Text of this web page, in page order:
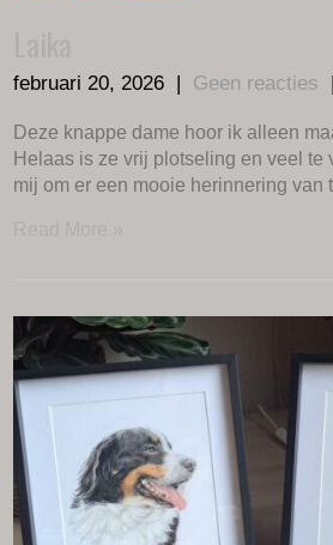
februari 20, 2026 | Geen reacties
Deze knappe dame hoor ik alleen
Helaas is ze vrij plotseling en veel te
mij om er een mooie herinnering van